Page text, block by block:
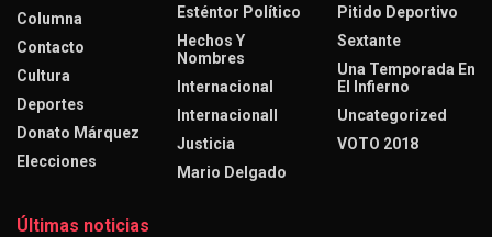
Columna
Contacto
Cultura
Deportes
Donato Márquez
Elecciones
Esténtor Político
Hechos Y
Nombres
Internacional
Internacionall
Justicia
Mario Delgado
Pitido Deportivo
Sextante
Una Temporada En
El Infierno
Uncategorized
VOTO 2018
Últimas noticias